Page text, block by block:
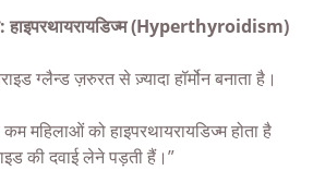
हाइपरथायरायडिज्म (Hyperthyroidism)
ग्लैन्ड ज़रुरत से ज़्यादा हॉर्मोन बनाता है।
कम महिलाओं को हाइपरथायरायडिज्म होता है
की दवाई लेने पड़ती हैं।”